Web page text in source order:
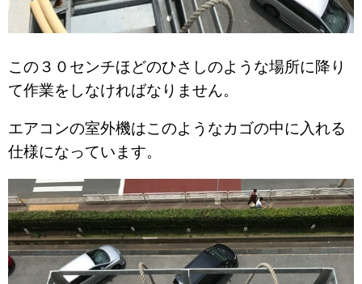
この３０センチほどのひさしのような場所に降り
て作業をしなければなりません。
エアコンの室外機はこのようなカゴの中に入れる
仕様になっています。